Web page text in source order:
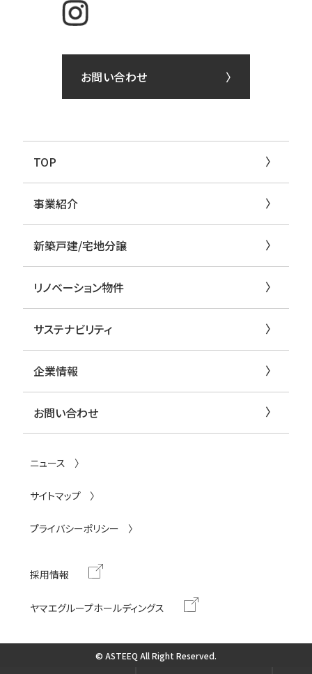
TOP
事業紹介
新築戸建/宅地分譲
リノベーション物件
サステナビリティ
企業情報
お問い合わせ
ニュース
サイトマップ
プライバシーポリシー
採用情報
ヤマエグループホールディングス
お問い合わせ
© ASTEEQ All Right Reserved.